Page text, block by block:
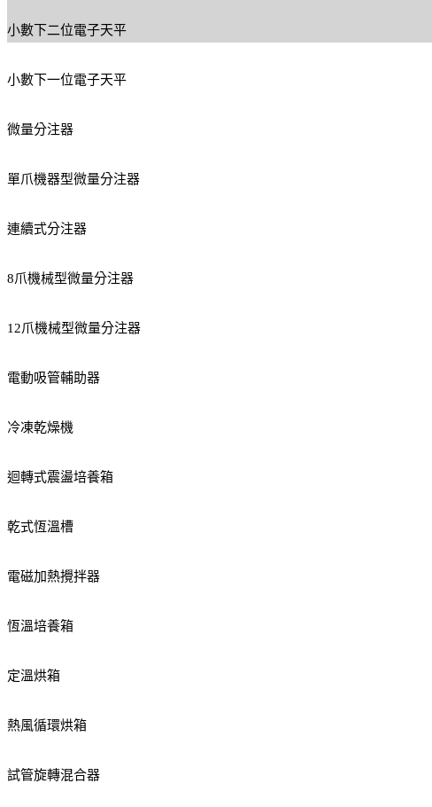
小數下二位電子天平
小數下一位電子天平
微量分注器
單爪機器型微量分注器
連續式分注器
8爪機械型微量分注器
12爪機械型微量分注器
電動吸管輔助器
冷凍乾燥機
迴轉式震盪培養箱
乾式恆溫槽
電磁加熱攪拌器
恆溫培養箱
定溫烘箱
熱風循環烘箱
試管旋轉混合器